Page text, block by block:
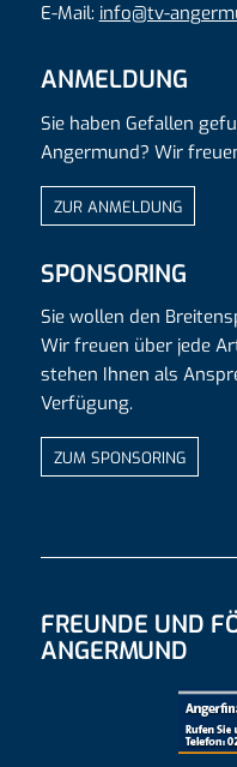
E-Mail: info@tv-
ANMELDUNG
Sie haben Gefallen
Angermund? Wir
ZUR ANMELDUNG
SPONSORING
Sie wollen den
Wir freuen über jede
stehen Ihnen als
Verfügung.
ZUM SPONSORING
FREUNDE UND
ANGERMUND